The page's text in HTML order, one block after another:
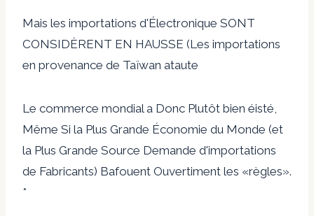
Mais les importations d'Électronique SONT
CONSIDÈRENT EN HAUSSE (Les importations
en provenance de Taïwan ataute
Le commerce mondial a Donc Plutôt bien éisté,
Même Si la Plus Grande Économie du Monde (et
la Plus Grande Source Demande d'importations
de Fabricants) Bafouent Ouvertiment les «règles».
*